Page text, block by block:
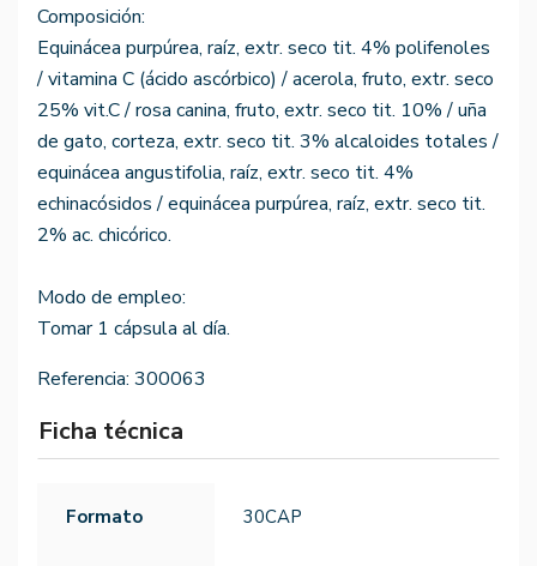
Composición:
Equinácea purpúrea, raíz, extr. seco tit. 4% polifenoles
/ vitamina C (ácido ascórbico) / acerola, fruto, extr. seco
25% vit.C / rosa canina, fruto, extr. seco tit. 10% / uña
de gato, corteza, extr. seco tit. 3% alcaloides totales /
equinácea angustifolia, raíz, extr. seco tit. 4%
echinacósidos / equinácea purpúrea, raíz, extr. seco tit.
2% ac. chicórico.
Modo de empleo:
Tomar 1 cápsula al día.
Referencia: 300063
Ficha técnica
Formato 30CAP